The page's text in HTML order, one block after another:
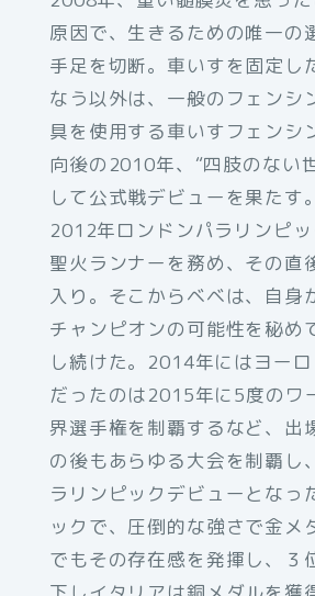
原因で、生きるための唯一の
手足を切断。車いすを固定し
なう以外は、一般のフェンシ
具を使用する車いすフェンシ
向後の2010年、“四肢のない
して公式戦デビューを果たす
2012年ロンドンパラリンピ
聖火ランナーを務め、その直
入り。そこからベベは、自身
チャンピオンの可能性を秘め
し続けた。2014年にはヨー
だったのは2015年に5度のワ
界選手権を制覇するなど、出
の後もあらゆる大会を制覇し
ラリンピックデビューとなっ
ックで、圧倒的な強さで金メ
でもその存在感を発揮し、３